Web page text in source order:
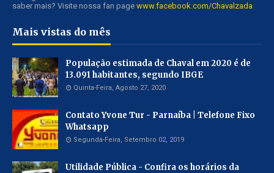
saber mais? Visite nossa fan page www.facebook.com/Chavalzada
Mais vistas do mês
População estimada de Chaval em 2020 é de
13.091 habitantes, segundo IBGE
Quinta-Feira, Agosto 27, 2020
Contato Yvone Tur - Parnaíba | Telefone Fixo
Whatsapp
Segunda-Feira, Setembro 02, 2019
Utilidade Pública - Confira os horários da